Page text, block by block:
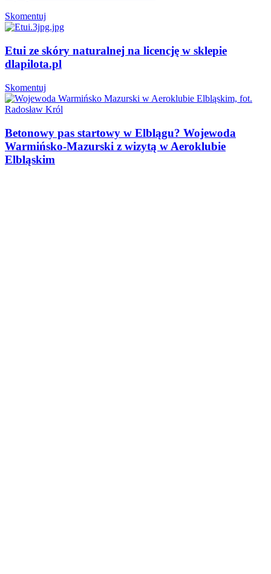
Skomentuj
Etui ze skóry naturalnej na licencję w sklepie
dlapilota.pl
Skomentuj
Betonowy pas startowy w Elblągu? Wojewoda
Warmińsko-Mazurski z wizytą w Aeroklubie
Elbląskim